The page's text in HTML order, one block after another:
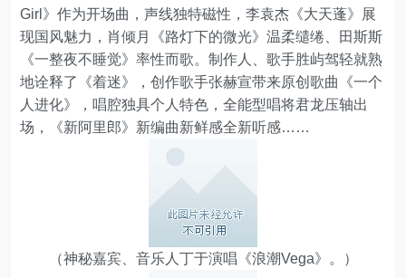
Girl》作为开场曲，声线独特磁性，李袁杰《大天蓬》展
现国风魅力，肖倾月《路灯下的微光》温柔缱绻、田斯斯
《一整夜不睡觉》率性而歌。制作人、歌手胜屿驾轻就熟
地诠释了《着迷》，创作歌手张赫宣带来原创歌曲《一个
人进化》，唱腔独具个人特色，全能型唱将君龙压轴出
场，《新阿里郎》新编曲新鲜感全新听感……
（神秘嘉宾、音乐人丁于演唱《浪潮Vega》。）